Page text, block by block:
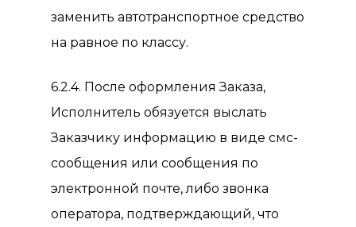
заменить автотранспортное средство
на равное по классу.
6.2.4. После оформления Заказа,
Исполнитель обязуется выслать
Заказчику информацию в виде смс-
сообщения или сообщения по
электронной почте, либо звонка
оператора, подтверждающий, что